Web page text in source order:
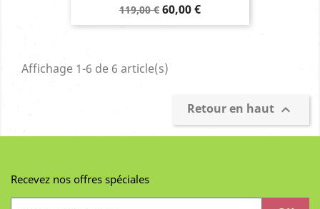
Prix
de
119,00 € Prix
60,00 €
Affichage 1-6 de 6 article(s)
Retour en haut 
Recevez nos offres spéciales